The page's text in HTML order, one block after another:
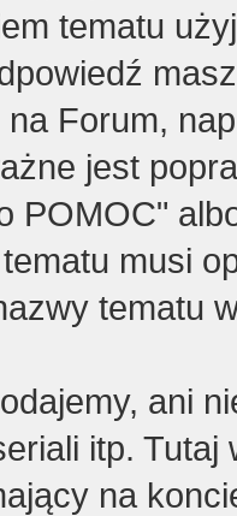
tematu
na Forum,
jest
POMOC"
musi
tematu
ani
itp. Tutaj
na